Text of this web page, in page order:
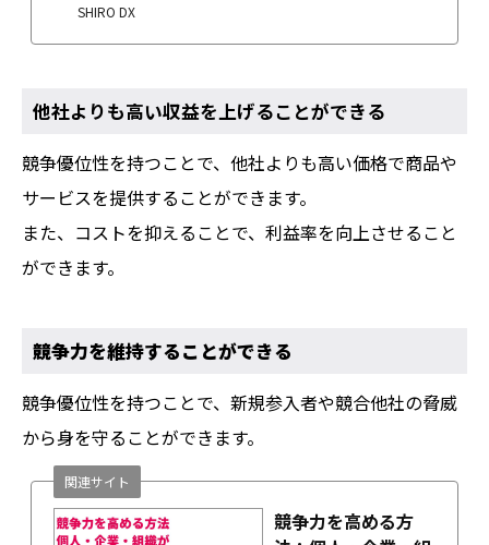
SHIRO DX
他社よりも高い収益を上げることができる
競争優位性を持つことで、他社よりも高い価格で商品や
サービスを提供することができます。
また、コストを抑えることで、利益率を向上させること
ができます。
競争力を維持することができる
競争優位性を持つことで、新規参入者や競合他社の脅威
から身を守ることができます。
競争力を高める方
関連サイト